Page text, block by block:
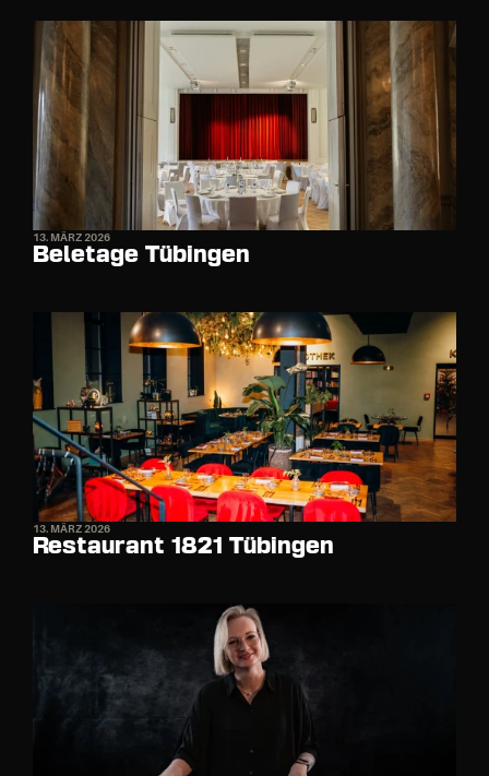
13. MÄRZ 2026
Beletage Tübingen
13. MÄRZ 2026
Restaurant 1821 Tübingen